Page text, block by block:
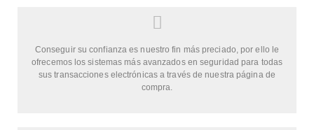
Conseguir su confianza es nuestro fin más preciado, por ello le
ofrecemos los sistemas más avanzados en seguridad para todas
sus transacciones electrónicas a través de nuestra página de
compra.